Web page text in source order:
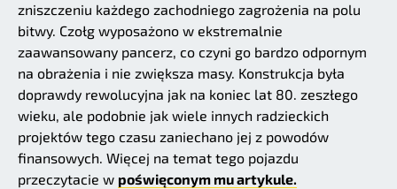
zniszczeniu każdego zachodniego zagrożenia na polu
bitwy. Czołg wyposażono w ekstremalnie
zaawansowany pancerz, co czyni go bardzo odpornym
na obrażenia i nie zwiększa masy. Konstrukcja była
doprawdy rewolucyjna jak na koniec lat 80. zeszłego
wieku, ale podobnie jak wiele innych radzieckich
projektów tego czasu zaniechano jej z powodów
finansowych. Więcej na temat tego pojazdu
przeczytacie w poświęconym mu artykule.